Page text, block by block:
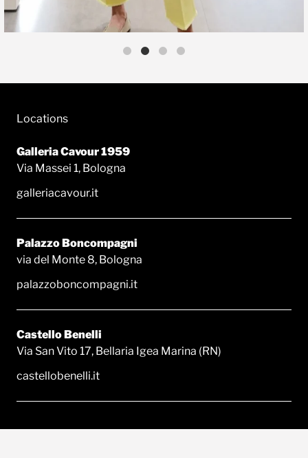
Locations
Galleria Cavour 1959
Via Massei 1, Bologna
galleriacavour.it
Palazzo Boncompagni
via del Monte 8, Bologna
palazzoboncompagni.it
Castello Benelli
Via San Vito 17, Bellaria Igea Marina (RN)
castellobenelli.it